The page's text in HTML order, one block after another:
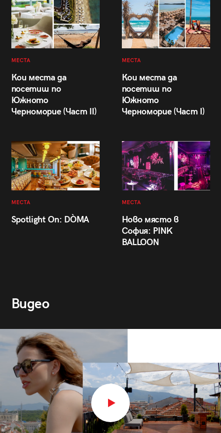
МЕСТА
Кои места да
посетиш по
Южното
Черноморие (Част II)
МЕСТА
Кои места да
посетиш по
Южното
Черноморие (Част I)
МЕСТА
Spotlight On: DÒMA
МЕСТА
Ново място в
София: PINK
BALLOON
Видео